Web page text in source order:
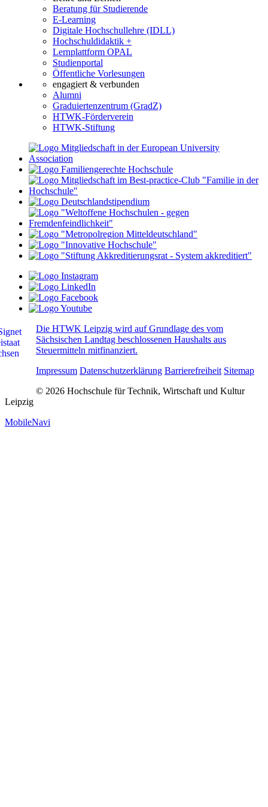
Beratung für Studierende
E-Learning
Digitale Hochschullehre (IDLL)
Hochschuldidaktik +
Lernplattform OPAL
Studienportal
Öffentliche Vorlesungen
engagiert & verbunden
Alumni
Graduiertenzentrum (GradZ)
HTWK-Förderverein
HTWK-Stiftung
Die HTWK Leipzig wird auf Grundlage des vom
Sächsischen Landtag beschlossenen Haushalts aus
Steuermitteln mitfinanziert.
Impressum Datenschutzerklärung Barrierefreiheit Sitemap
© 2026 Hochschule für Technik, Wirtschaft und Kultur
Leipzig
MobileNavi